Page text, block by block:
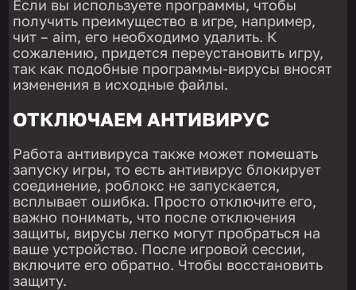
Если вы используете программы, чтобы
получить преимущество в игре, например,
чит – aim, его необходимо удалить. К
сожалению, придется переустановить игру,
так как подобные программы-вирусы вносят
изменения в исходные файлы.
ОТКЛЮЧАЕМ АНТИВИРУС
Работа антивируса также может помешать
запуску игры, то есть антивирус блокирует
соединение, роблокс не запускается,
всплывает ошибка. Просто отключите его,
важно понимать, что после отключения
защиты, вирусы легко могут пробраться на
ваше устройство. После игровой сессии,
включите его обратно. Чтобы восстановить
защиту.